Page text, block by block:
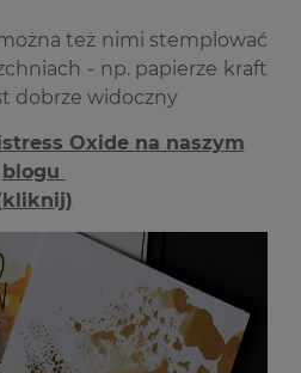
też nimi stemplować
- np. papierze kraft
dobrze widoczny
Oxide na naszym
blogu